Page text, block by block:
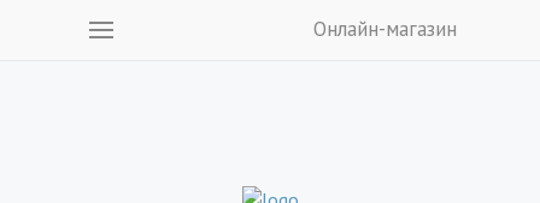
Онлайн-магазин